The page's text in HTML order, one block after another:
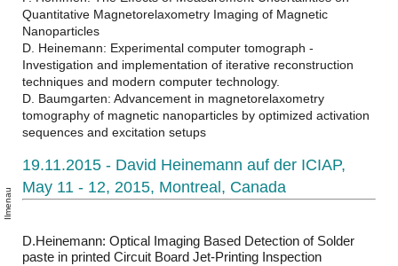
Quantitative Magnetorelaxometry Imaging of Magnetic
Nanoparticles
D. Heinemann: Experimental computer tomograph -
Investigation and implementation of iterative reconstruction
techniques and modern computer technology.
D. Baumgarten: Advancement in magnetorelaxometry
tomography of magnetic nanoparticles by optimized activation
sequences and excitation setups
19.11.2015 - David Heinemann auf der ICIAP,
May 11 - 12, 2015, Montreal, Canada
u
u
D.Heinemann: Optical Imaging Based Detection of Solder
paste in printed Circuit Board Jet-Printing Inspection